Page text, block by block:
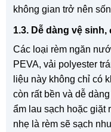
không gian trở nên
1.3. Dễ dàng vệ sinh,
Các loại rèm ngăn
PEVA, vải polyester
liệu này không chỉ có
còn rất bền và dễ
ẩm lau sạch hoặc giặt
nhẹ là rèm sẽ sạch